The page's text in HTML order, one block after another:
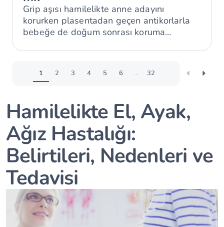
Grip aşısı hamilelikte anne adayını
korurken plasentadan geçen antikorlarla
bebeğe de doğum sonrası koruma
1 2 3 4 5 6 ... 32
Hamilelikte El, Ayak,
Ağız Hastalığı:
Belirtileri, Nedenleri ve
Tedavisi